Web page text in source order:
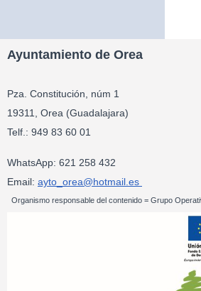
Ayuntamiento de Orea
Pza. Constitución, núm 1
19311, Orea (Guadalajara)
Telf.: 949 83
WhatsApp: 621 258 432
Email: ayto_orea@hotmail.es
Organismo responsable del contenido = Grupo